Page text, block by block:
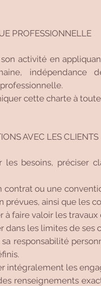
PROFESSIONNELLE
son activité en
cette charte à
AVEC LES CLIENTS
les besoins, préciser
contrat ou une
prévues, ainsi que les
à faire valoir les
dans les limites de
sa responsabilité
intégralement les
renseignements